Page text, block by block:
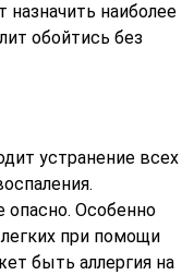
назначить наиболее
обойтись без
устранение всех
опасно. Особенно
легких при помощи
быть аллергия на